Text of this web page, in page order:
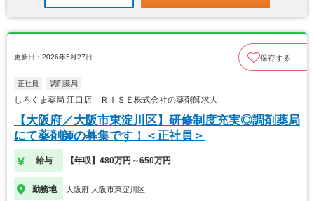
更新日：2026年5月27日 保存する
正社員 調剤薬局
しろくま薬局 江口店 ＲＩＳＥ株式会社の薬剤師求人
【大阪府／大阪市東淀川区】研修制度充実◎調剤薬局
にて薬剤師の募集です！＜正社員＞
給与 【年収】480万円～650万円
勤務地 大阪府 大阪市東淀川区